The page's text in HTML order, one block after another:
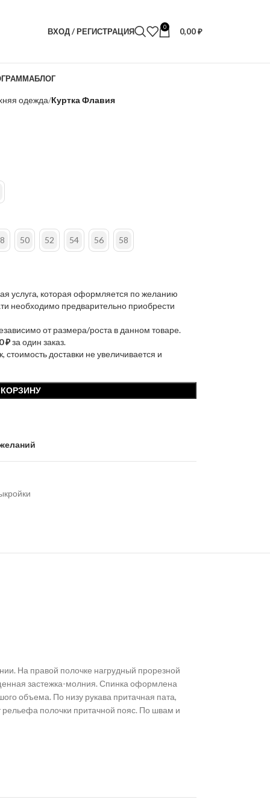
ВХОД / РЕГИСТРАЦИЯ 0 0,00₽
БЛОГ
одежда Куртка Флавия
50 52 54 56 58
услуга, которая оформляется по желанию
необходимо предварительно приобрести
от размера/роста в данном товаре.
₽за один заказ.
стоимость доставки не увеличивается и
На правой полочке нагрудный прорезной
застежка-молния. Спинка оформлена
объема. По низу рукава притачная пата,
рельефа полочки притачной пояс. По швам и